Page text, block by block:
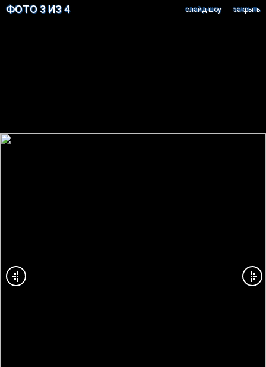
ФОТО 3 ИЗ 4 закрыть
cлайд-шоу